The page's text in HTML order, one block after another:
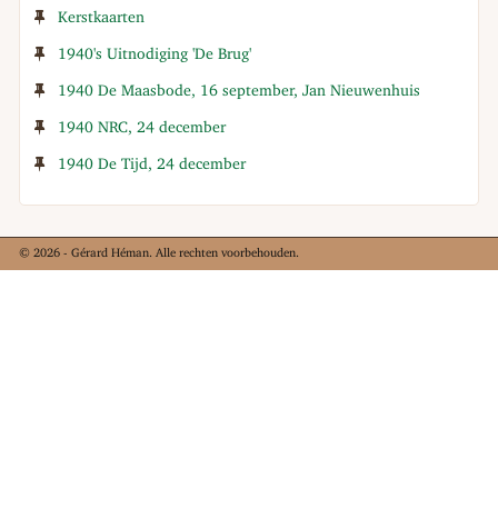
Kerstkaarten
1940's Uitnodiging 'De Brug'
1940 De Maasbode, 16 september, Jan Nieuwenhuis
1940 NRC, 24 december
1940 De Tijd, 24 december
© 2026 - Gérard Héman. Alle rechten voorbehouden.